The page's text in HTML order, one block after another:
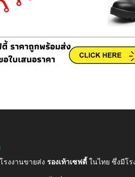
รงงานขายส่งรองเท้าเซฟตี้ในไทย ซึ่งมีโ